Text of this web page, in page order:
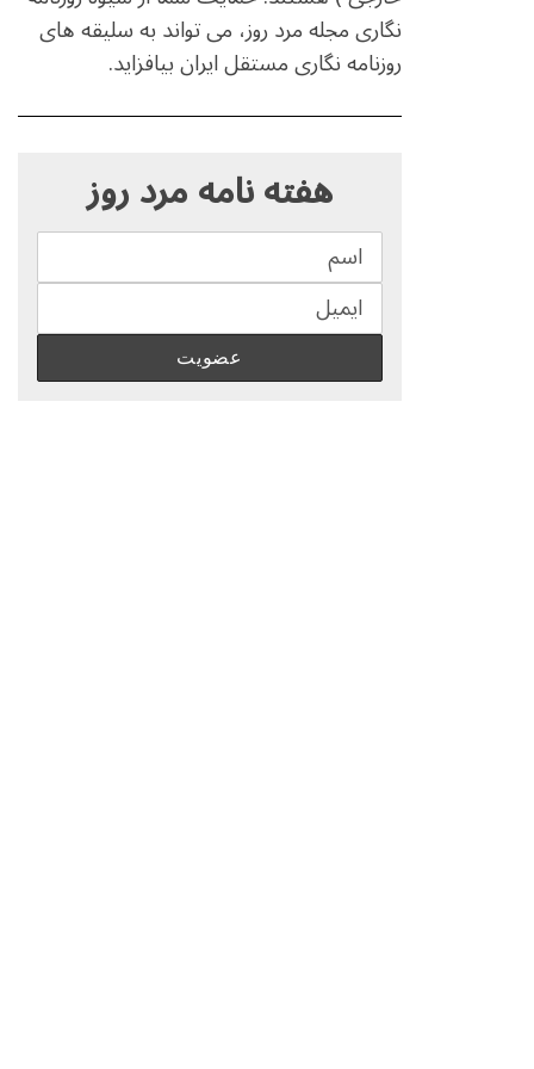
نگاری مجله مرد روز، می تواند به سلیقه های
روزنامه نگاری مستقل ایران بیافزاید.
هفته نامه مرد روز
S
r
c
f
r